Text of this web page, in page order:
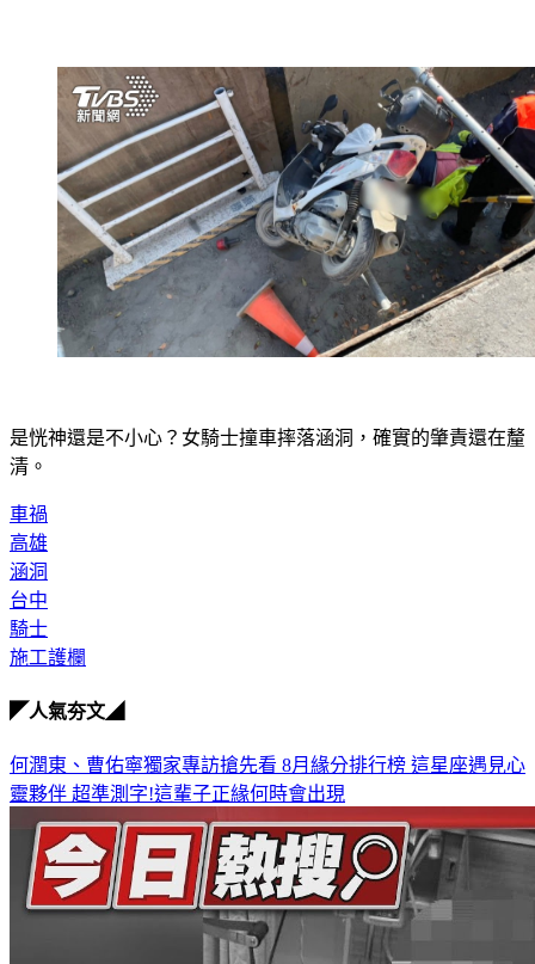
是恍神還是不小心？女騎士撞車摔落涵洞，確實的肇責還在釐
清。
車禍
高雄
涵洞
台中
騎士
施工護欄
◤人氣夯文◢
何潤東、曹佑寧獨家專訪搶先看 8月緣分排行榜 這星座遇見心
靈夥伴 超準測字!這輩子正緣何時會出現